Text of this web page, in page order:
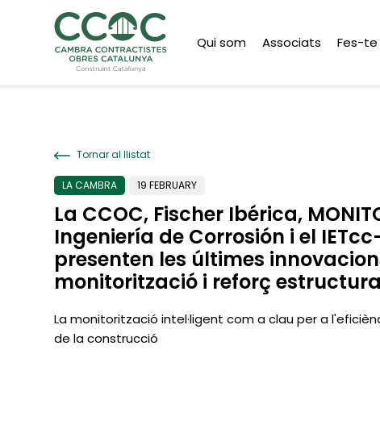
Qui som Associats Fes-te
Tornar al llistat
LA CAMBRA 19 FEBRUARY
La CCOC, Fischer Ibérica,
Ingeniería de Corrosión i el
presenten les últimes
monitorització i reforç
La monitorització intel·ligent com a clau per a
de la construcció